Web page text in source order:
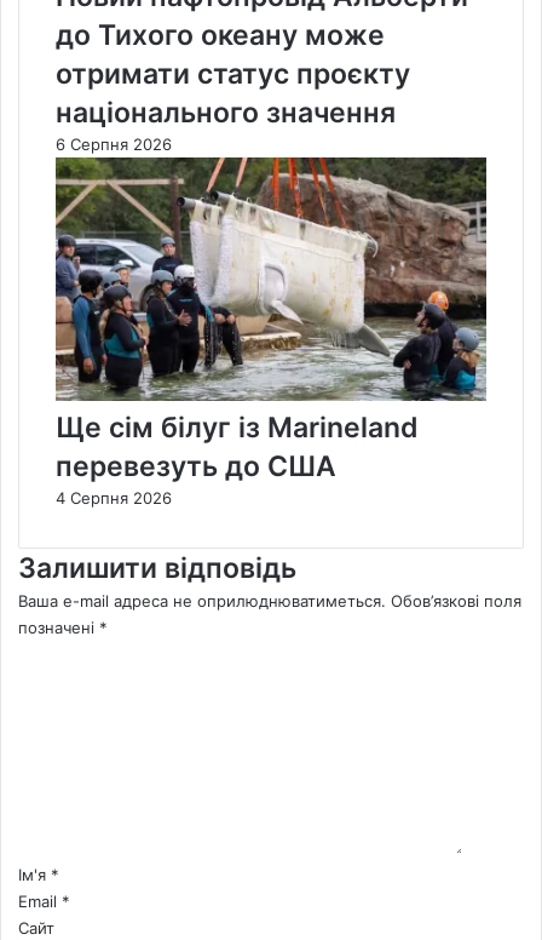
до Тихого океану може
отримати статус проєкту
національного значення
6 Серпня 2026
Ще сім білуг із Marineland
перевезуть до США
4 Серпня 2026
Залишити відповідь
Ваша e-mail адреса не оприлюднюватиметься. Обов’язкові поля
позначені *
*
Ім'я *
Email *
Сайт